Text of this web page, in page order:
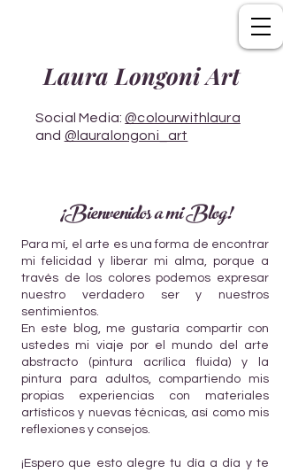
Laura Longoni Art
Social Media:@colourwithlaura
and @lauralongoni_art
¡Bienvenidos a mi Blog!
Para mí, el arte es una forma de encontrar
mi felicidad y liberar mi alma, porque a
través de los colores podemos expresar
nuestro verdadero ser y nuestros
sentimientos.
En este blog, me gustaría compartir con
ustedes mi viaje por el mundo del arte
abstracto (pintura acrílica fluida) y la
pintura para adultos, compartiendo mis
propias experiencias con materiales
artísticos y nuevas técnicas, así como mis
reflexiones y consejos.
¡Espero que esto alegre tu día a día y te